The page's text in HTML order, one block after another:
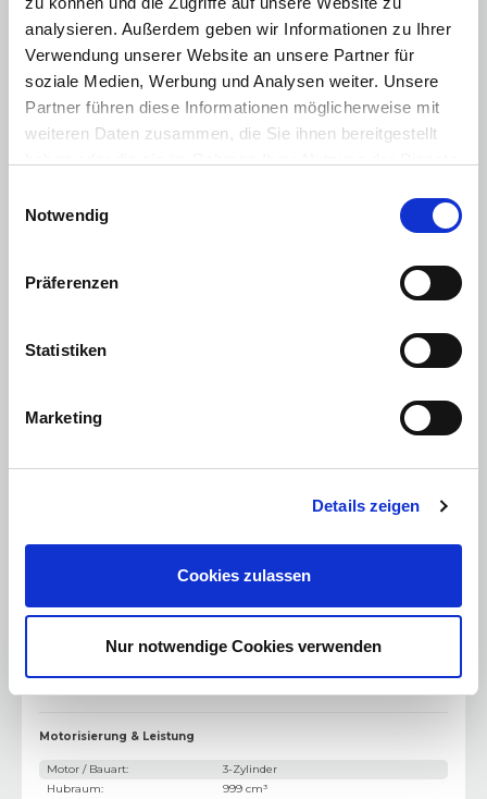
analysieren. Außerdem geben wir Informationen zu Ihrer
Verwendung unserer Website an unsere Partner für
soziale Medien, Werbung und Analysen weiter. Unsere
Partner führen diese Informationen möglicherweise mit
weiteren Daten zusammen, die Sie ihnen bereitgestellt
Cookies, wenn Sie unsere Webseite weiterhin nutzen.
Notwendig
Präferenzen
Statistiken
Marketing
Details zeigen
Cookies zulassen
Nur notwendige Cookies verwenden
Sitzheizung Vordersitze
Zentralverriegelung mit Fernbedienung
Multimedia
Navigationssystem
AUX-In Anschluss
DAB+ Digital Radio
Sonstiges:
LM-Felgen
Berganfahrhilfe
Motorisierung & Leistung
Motor / Bauart:
3-Zylinder
Hubraum:
999 cm³